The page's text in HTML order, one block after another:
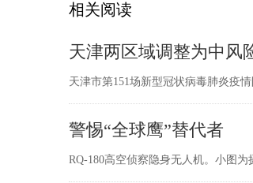
相关阅读
天津两区域调整为中风
天津市第151场新型冠状病毒肺炎疫
警惕“全球鹰”替代者
RQ-180高空侦察隐身无人机。小图